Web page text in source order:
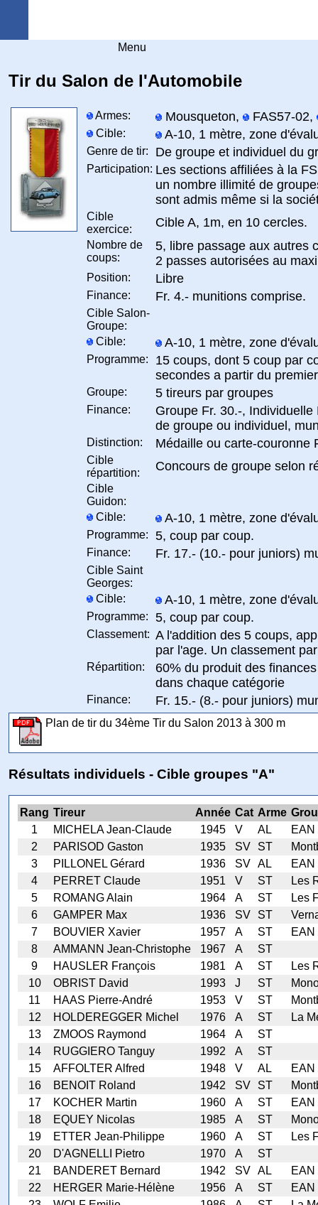
Menu
Tir du Salon de l'Automobile
Armes: Mousqueton, FAS57-02,
Cible: A-10, 1 mètre, zone
Genre de tir: De groupe et individuel du
Participation: Les sections affiliées à la
un nombre illimité de
sont admis même si la
Cible
exercice:
Cible A, 1m, en 10 cercles.
Nombre de
coups:
5, libre passage aux autres
2 passes autorisées au
Position: Libre
Finance: Fr. 4.- munitions comprise.
Cible Salon-
Groupe:
Cible:
A-10, 1 mètre, zone
Programme:
15 coups, dont 5 coup par
secondes a partir du
Groupe: 5 tireurs par groupes
Finance:
Groupe Fr. 30.-,
de groupe ou individuel,
Distinction: Médaille ou carte-couronne
Cible
répartition:
Concours de groupe selon
Cible
Guidon:
Cible:
A-10, 1 mètre, zone
Programme: 5, coup par coup.
Finance: Fr. 17.- (10.- pour juniors)
Cible Saint
Georges:
Cible:
A-10, 1 mètre, zone
Programme: 5, coup par coup.
Classement: A l'addition des 5 coups,
par l'age. Un classement
Répartition:
60% du produit des
dans chaque catégorie
Finance: Fr. 15.- (8.- pour juniors)
Plan de tir du 34ème Tir du Salon 2013 à 300 m
Résultats individuels - Cible groupes "A"
Rang Tireur Année Cat Arme
1
MICHELA Jean-Claude 1945 V AL
EAN
2
PARISOD Gaston 1935 SV ST
3
PILLONEL Gérard 1936 SV AL
EAN
4
PERRET Claude 1951 V ST
Les
5
ROMANG Alain 1964 A ST
Les
6
GAMPER Max 1936 SV ST
7
BOUVIER Xavier 1957 A ST
EAN
8
AMMANN Jean-Christophe 1967 A
ST
9
HAUSLER François 1981 A ST
Les
10
OBRIST David 1993 J ST
11
HAAS Pierre-André 1953 V ST
12
HOLDEREGGER Michel 1976 A ST
La
13
ZMOOS Raymond 1964 A
ST
14
RUGGIERO Tanguy 1992 A
ST
15
AFFOLTER Alfred 1948 V AL
EAN
16
BENOIT Roland 1942 SV ST
17
KOCHER Martin 1960 A ST
EAN
18
EQUEY Nicolas 1985 A ST
19
ETTER Jean-Philippe 1960 A ST
Les
20
D'AGNELLI Pietro 1970 A
ST
21
BANDERET Bernard 1942 SV AL
EAN
22
HERGER Marie-Hélène 1956 A ST
EAN